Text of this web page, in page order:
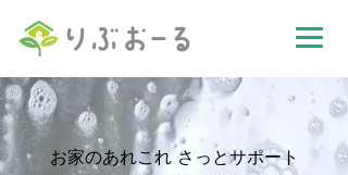
お家のあれこれ さっとサポート